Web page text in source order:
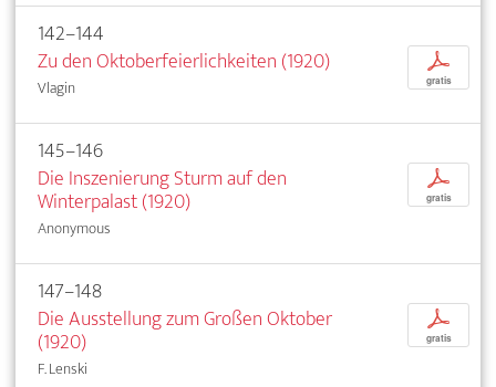
142–144
Zu den Oktoberfeierlichkeiten (1920)
Vlagin
p
gratis
145–146
Die Inszenierung Sturm auf den
Winterpalast (1920)
Anonymous
p
gratis
147–148
Die Ausstellung zum Großen Oktober
(1920)
F. Lenski
p
gratis